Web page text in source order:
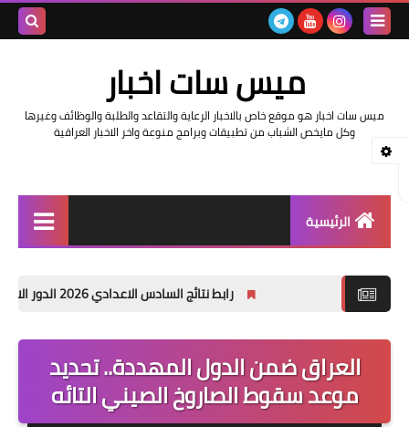
ميس سات اخبار
ميس سات اخبار هو موقع خاص بالاخبار الرعاية والتقاعد والطلبة والوظائف وغيرها
وكل مايخص الشباب من تطبيقات وبرامج منوعة واخر الاخبار العراقية
الرئيسية
اخبار وزارة التربية والتعليم
اخبار وزارة العمل وهيئة
التقاعد
رابط نتائج السادس الاعدادي 2026 الدور الاول في العراق | موقع نتائجنا
العراق ضمن الدول المهددة.. تحديد
موعد سقوط الصاروخ الصيني التائه